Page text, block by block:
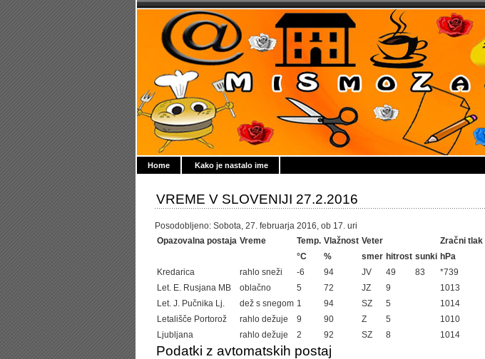
Home Kako je nastalo ime
VREME V SLOVENIJI 27.2.2016
Posodobljeno: Sobota, 27. februarja 2016, ob 17. uri
Opazovalna postaja Vreme Temp. Vlažnost Veter
Zračni tlak
°C
% smer hitrost sunki hPa
Kredarica
rahlo sneži -6 94 JV 49 83
*739
Let. E. Rusjana MB
oblačno 5 72 JZ 9
1013
Let. J. Pučnika Lj.
dež s snegom 1 94 SZ 5
1014
Letališče Portorož
rahlo dežuje 9 90 Z 5
1010
Ljubljana
rahlo dežuje 2 92 SZ 8 1014
Podatki z avtomatskih postaj